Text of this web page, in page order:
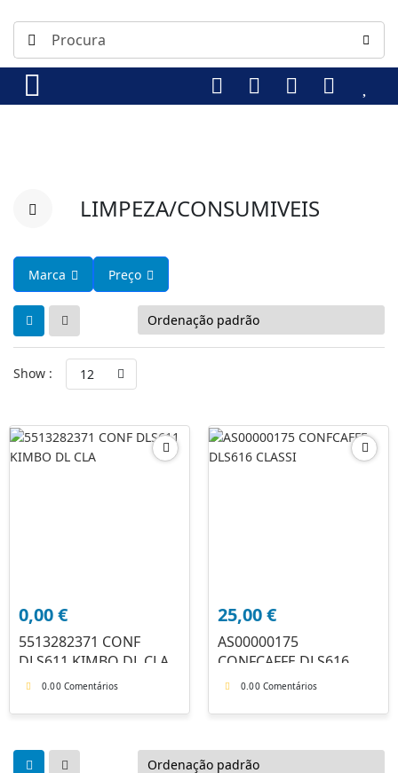
LIMPEZA/CONSUMIVEIS
Marca Preço
Show : 12
0,00€
5513282371 CONF
DLS611 KIMBO DL CLA
0.00 Comentários
25,00€
AS00000175
CONFCAFFE DLS616
CLASSI
0.00 Comentários